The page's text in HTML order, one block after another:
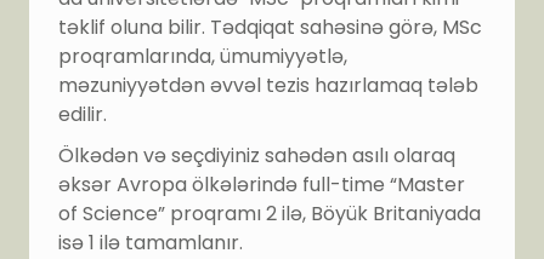
təklif oluna bilir. Tədqiqat sahəsinə görə, MSc
proqramlarında, ümumiyyətlə,
məzuniyyətdən əvvəl tezis hazırlamaq tələb
edilir.
Ölkədən və seçdiyiniz sahədən asılı olaraq
əksər Avropa ölkələrində full-time “Master
of Science” proqramı 2 ilə, Böyük Britaniyada
isə 1 ilə tamamlanır.